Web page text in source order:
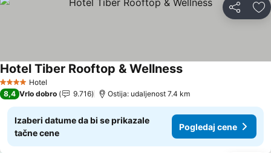
Deli
4 ZvezdiceHotel
Hotel Tiber Rooftop & Wellness
8,4 Vrlo dobro 9.716 Ostija: udaljenost 7.4 km
Izaberi datume da bi se prikazale
tačne cene
Pogledaj cene